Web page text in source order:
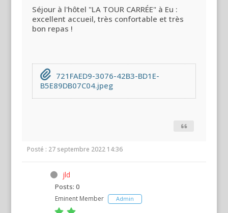
Séjour à l'hôtel "LA TOUR CARRÉE" à Eu :
excellent accueil, très confortable et très
bon repas !
721FAED9-3076-42B3-BD1E-
B5E89DB07C04.jpeg
Posté : 27 septembre 2022 14:36
jld
Posts: 0
Eminent Member Admin